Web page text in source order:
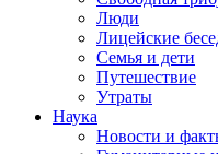
Люди
Лицейские
Семья и дети
Путешествие
Утраты
Наука
Новости и